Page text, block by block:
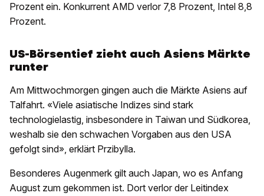
Prozent ein. Konkurrent AMD verlor 7,8 Prozent, Intel 8,8
Prozent.
US-Börsentief zieht auch Asiens Märkte
runter
Am Mittwochmorgen gingen auch die Märkte Asiens auf
Talfahrt. «Viele asiatische Indizes sind stark
technologielastig, insbesondere in Taiwan und Südkorea,
weshalb sie den schwachen Vorgaben aus den USA
gefolgt sind», erklärt Przibylla.
Besonderes Augenmerk gilt auch Japan, wo es Anfang
August zum gekommen ist. Dort verlor der Leitindex